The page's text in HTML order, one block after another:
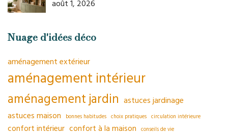
août 1, 2026
Nuage d'idées déco
aménagement extérieur
aménagement intérieur
aménagement jardin astuces jardinage
astuces maison
bonnes habitudes choix pratiques circulation intérieure
confort intérieur confort à la maison conseils de vie